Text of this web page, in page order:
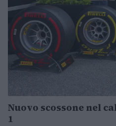
Nuovo scossone nel
1